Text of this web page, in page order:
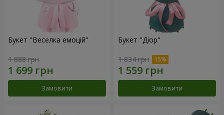
Букет "Веселка емоцій"
1 888 грн
Замовити
Букет "Діор"
1 834 грн
Замовити